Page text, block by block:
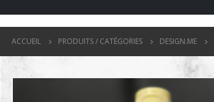
ACCUEIL PRODUITS / CATÉGORIES DESIGN.ME